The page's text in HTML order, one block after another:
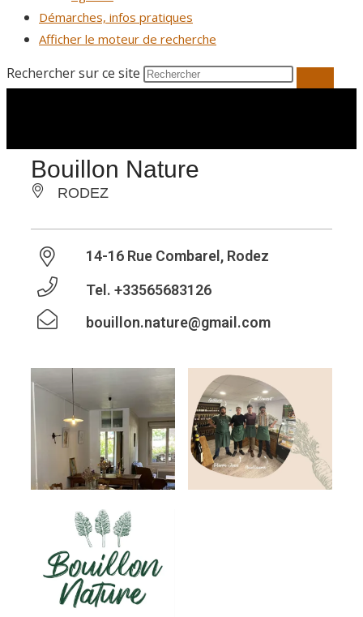
Démarches, infos pratiques
Afficher le moteur de recherche
Rechercher sur ce site
Bouillon Nature
RODEZ
14-16 Rue Combarel, Rodez
Tel. +33565683126
bouillon.nature@gmail.com